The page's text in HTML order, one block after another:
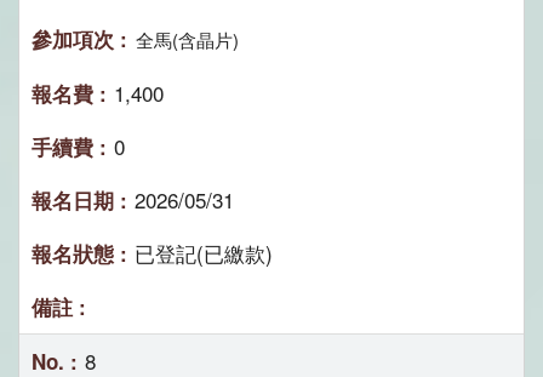
全馬(含晶片)
1,400
0
2026/05/31
已登記(已繳款)
8